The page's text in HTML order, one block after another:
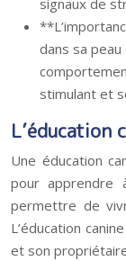
signaux de
dans sa
stimulant et
L’éducation
Une éducation
pour
permettre de
L’éducation
et son